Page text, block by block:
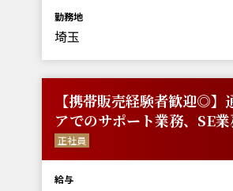
勤務地
埼玉
【携帯販売経験者歓迎◎】
アでのサポート業務、SE
正社員
給与